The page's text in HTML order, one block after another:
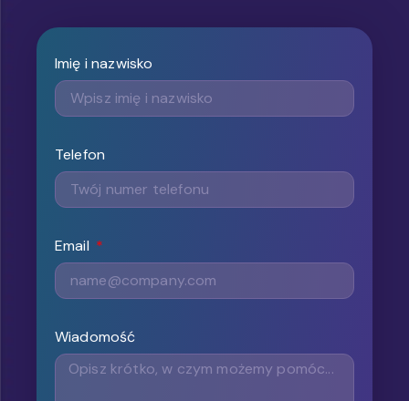
Imię i nazwisko
Telefon
Email
Wiadomość